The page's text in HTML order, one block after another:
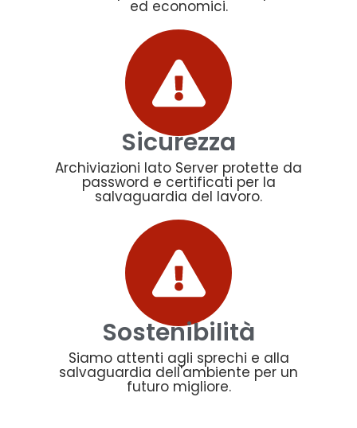
ed economici.
Sicurezza
Archiviazioni lato Server protette da
password e certificati per la
salvaguardia del lavoro.
Sostenibilità
Siamo attenti agli sprechi e alla
salvaguardia dell'ambiente per un
futuro migliore.